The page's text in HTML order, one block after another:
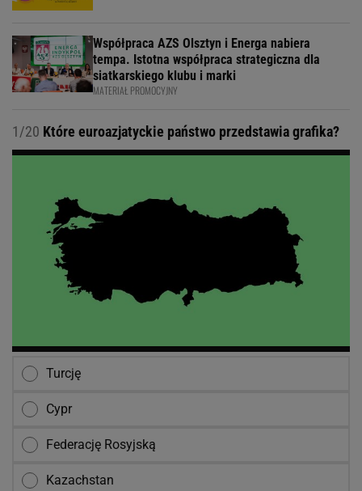
Współpraca AZS Olsztyn i Energa nabiera
tempa. Istotna współpraca strategiczna dla
siatkarskiego klubu i marki
MATERIAŁ PROMOCYJNY
1/20 Które euroazjatyckie państwo przedstawia grafika?
Turcję
Cypr
Federację Rosyjską
Kazachstan